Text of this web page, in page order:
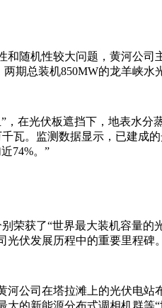
随机性较大问题，黄河公
期总装机850MW的龙羊峡
在光伏板遮挡下，地表水
瓦。监测数据显示，已建
74%。”
荣获了“世界最大装机容量
伏发展历程中的重要里程碑。
公司在塔拉滩上的光伏电
的新能源分布式调相机群